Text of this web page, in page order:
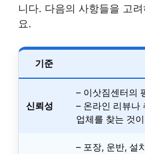
니다. 다음의 사항들을 고
요.
기준
신뢰성
– 이삿짐센터의
– 온라인 리뷰나
업체를 찾는 것
– 포장, 운반, 설